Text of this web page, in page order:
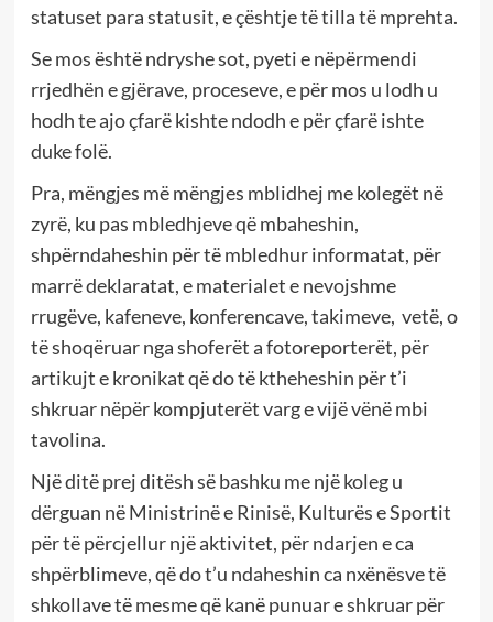
statuset para statusit, e çështje të tilla të mprehta.
Se mos është ndryshe sot, pyeti e nëpërmendi
rrjedhën e gjërave, proceseve, e për mos u lodh u
hodh te ajo çfarë kishte ndodh e për çfarë ishte
duke folë.
Pra, mëngjes më mëngjes mblidhej me kolegët në
zyrë, ku pas mbledhjeve që mbaheshin,
shpërndaheshin për të mbledhur informatat, për
marrë deklaratat, e materialet e nevojshme
rrugëve, kafeneve, konferencave, takimeve, vetë, o
të shoqëruar nga shoferët a fotoreporterët, për
artikujt e kronikat që do të ktheheshin për t’i
shkruar nëpër kompjuterët varg e vijë vënë mbi
tavolina.
Një ditë prej ditësh së bashku me një koleg u
dërguan në Ministrinë e Rinisë, Kulturës e Sportit
për të përcjellur një aktivitet, për ndarjen e ca
shpërblimeve, që do t’u ndaheshin ca nxënësve të
shkollave të mesme që kanë punuar e shkruar për